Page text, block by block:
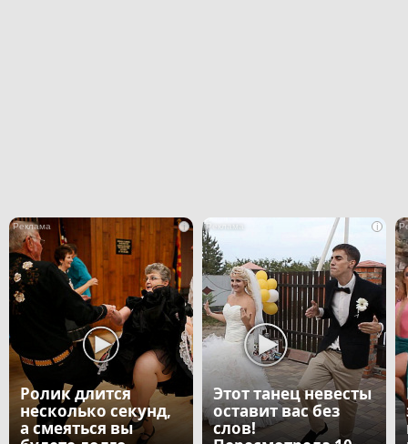
i
Ролик длится
несколько секунд,
а смеяться вы
i
Этот танец невесты
оставит вас без
слов!